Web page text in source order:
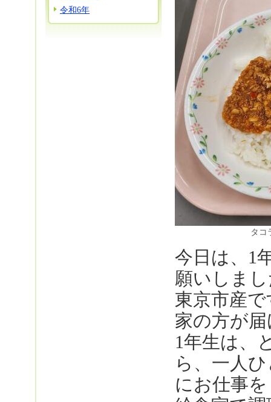
令和6年
タ
今日は、1
願いしま
東京市産
家の方が
1年生は、
ら、一人
にお仕事